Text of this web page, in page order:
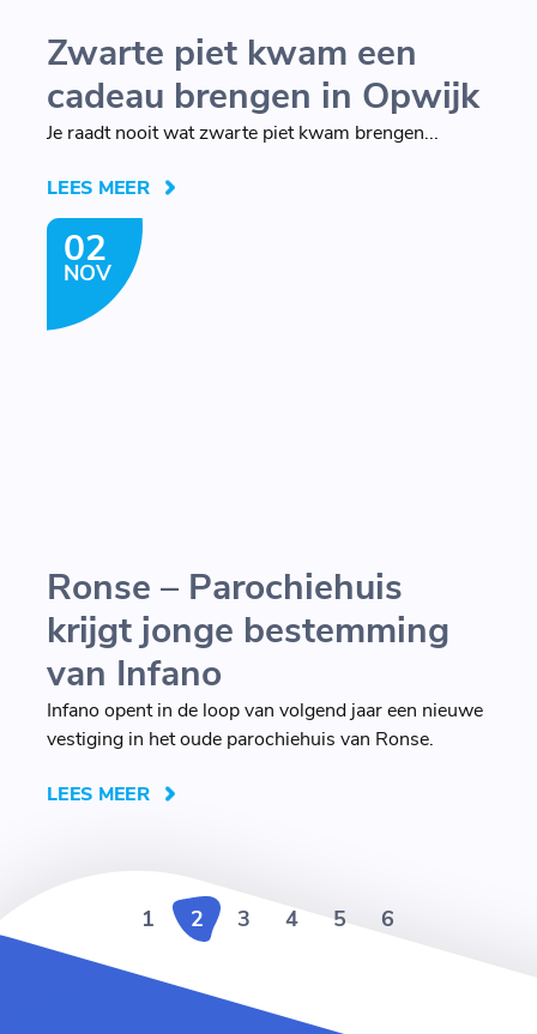
Zwarte piet kwam een
cadeau brengen in Opwijk
Je raadt nooit wat zwarte piet kwam brengen...
LEES MEER
02
NOV
Ronse – Parochiehuis
krijgt jonge bestemming
van Infano
Infano opent in de loop van volgend jaar een nieuwe
vestiging in het oude parochiehuis van Ronse.
LEES MEER
1 2 3 4 5 6